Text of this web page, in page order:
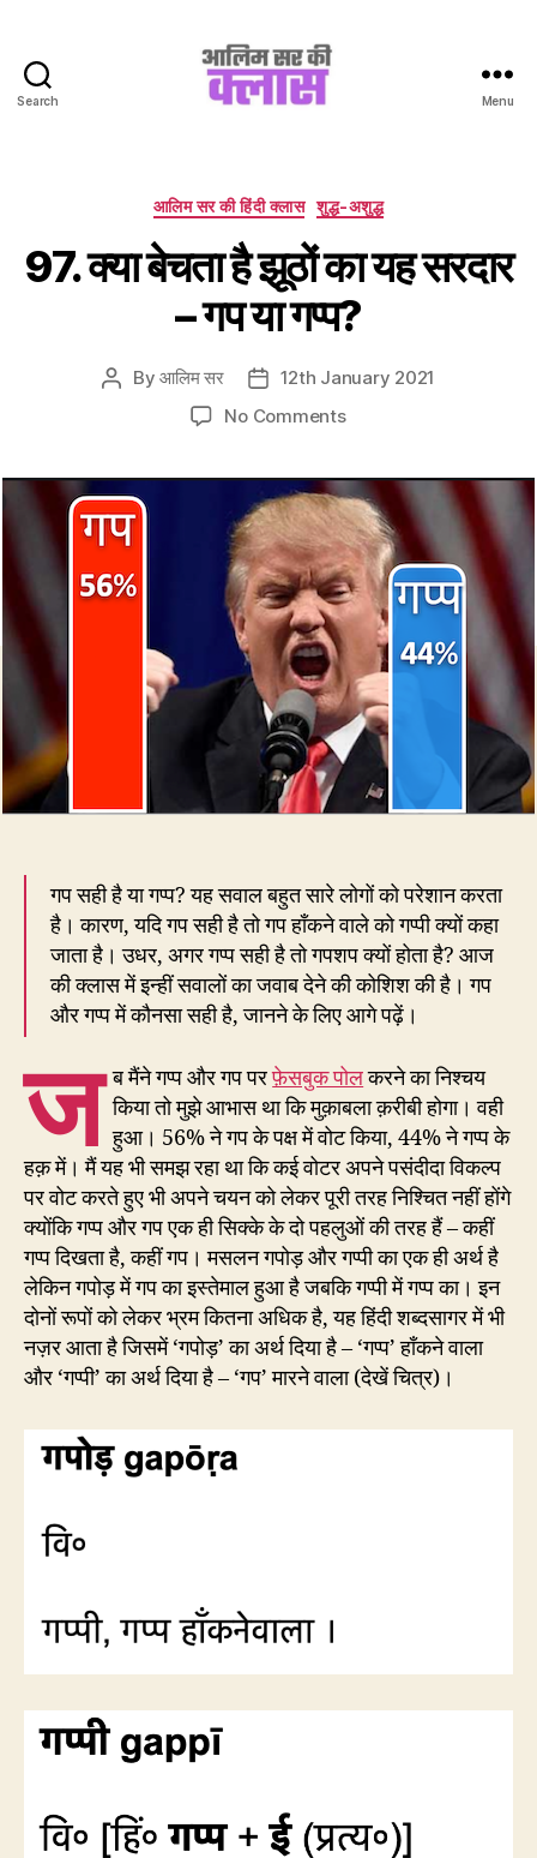
Search
Class
Menu
Categories
आलिम सर की हिंदी क्लास शुद्ध-अशुद्ध
97. क्या बेचता है झूठों का यह सरदार
– गप या गप्प?
PostByआलिम सर
Post
date
12th January 2021
No Commentson
बेचता
है
झूठों
का
यह
सरदार
गप
या
गप्प?
गप सही है या गप्प? यह सवाल बहुत सारे लोगों को परेशान करता
है। कारण, यदि गप सही है तो गप हाँकने वाले को गप्पी क्यों कहा
जाता है। उधर, अगर गप्प सही है तो गपशप क्यों होता है? आज
की क्लास में इन्हीं सवालों का जवाब देने की कोशिश की है। गप
और गप्प में कौनसा सही है, जानने के लिए आगे पढ़ें।
ज ब मैंने गप्प और गप परफ़ेसबुक पोलकरने का निश्चय
किया तो मुझे आभास था कि मुक़ाबला क़रीबी होगा। वही
हुआ। 56% ने गप के पक्ष में वोट किया, 44% ने गप्प के
हक़ में। मैं यह भी समझ रहा था कि कई वोटर अपने पसंदीदा विकल्प
पर वोट करते हुए भी अपने चयन को लेकर पूरी तरह निश्चित नहीं होंगे
क्योंकि गप्प और गप एक ही सिक्के के दो पहलुओं की तरह हैं – कहीं
गप्प दिखता है, कहीं गप। मसलन गपोड़ और गप्पी का एक ही अर्थ है
लेकिन गपोड़ में गप का इस्तेमाल हुआ है जबकि गप्पी में गप्प का। इन
दोनों रूपों को लेकर भ्रम कितना अधिक है, यह हिंदी शब्दसागर में भी
नज़र आता है जिसमें ‘गपोड़’ का अर्थ दिया है – ‘गप्प’ हाँकने वाला
और ‘गप्पी’ का अर्थ दिया है – ‘गप’ मारने वाला (देखें चित्र)।